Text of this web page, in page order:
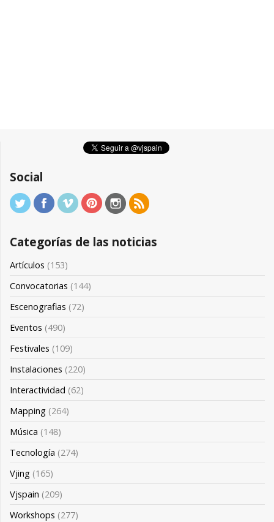
Social
Categorías de las noticias
Artículos (153)
Convocatorias (144)
Escenografias (72)
Eventos (490)
Festivales (109)
Instalaciones (220)
Interactividad (62)
Mapping (264)
Música (148)
Tecnología (274)
Vjing (165)
Vjspain (209)
Workshops (277)